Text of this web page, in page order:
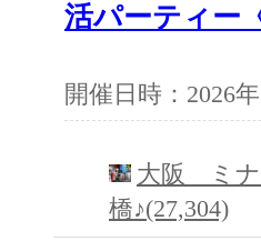
活パーティー
開催日時：2026
大阪 ミ
橋♪(27,304)